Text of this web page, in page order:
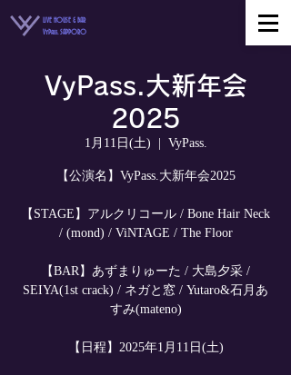
LIVE HOUSE & BAR
VyPass. SAPPORO
VyPass.大新年会
2025
1月11日(土) VyPass.
【公演名】VyPass.大新年会2025
【STAGE】アルクリコール / Bone Hair Neck
/ (mond) / ViNTAGE / The Floor
【BAR】あずまりゅーた / 大島夕采 /
SEIYA(1st crack) / ネガと窓 / Yutaro&石月あ
すみ(mateno)
【日程】2025年1月11日(土)